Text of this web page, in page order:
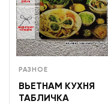
РАЗНОЕ
ВЬЕТНАМ КУХНЯ
ТАБЛИЧКА